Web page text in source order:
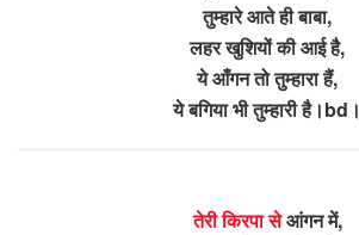
तुम्हारे आते ही बाबा,
लहर खुशियों की आई है,
ये आँगन तो तुम्हारा हैं,
ये बगिया भी तुम्हारी है।bd।
तेरी किरपा सेआंगन में,